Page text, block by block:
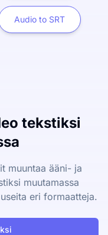
Audio to SRT
tekstiksi
muuntaa ääni- ja
muutamassa
eri formaatteja.